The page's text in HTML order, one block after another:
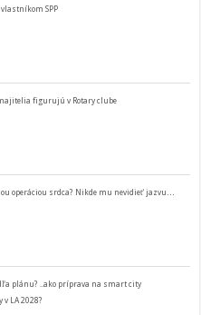
vlastníkom SPP
figurujú v Rotary clube
operáciou srdca? Nikde mu nevidieť jazvu…
plánu? ..ako príprava na smart city
LA 2028?